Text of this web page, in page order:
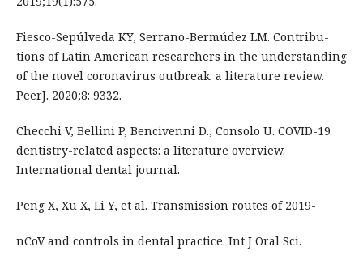
Fiesco-Sepúlveda KY, Serrano-Bermúdez LM. Contribu-
tions of Latin American researchers in the understanding
of the novel coronavirus outbreak: a literature review.
PeerJ. 2020;8: 9332.
Checchi V, Bellini P, Bencivenni D., Consolo U. COVID-19
dentistry-related aspects: a literature overview.
International dental journal.
Peng X, Xu X, Li Y, et al. Transmission routes of 2019-
nCoV and controls in dental practice. Int J Oral Sci.